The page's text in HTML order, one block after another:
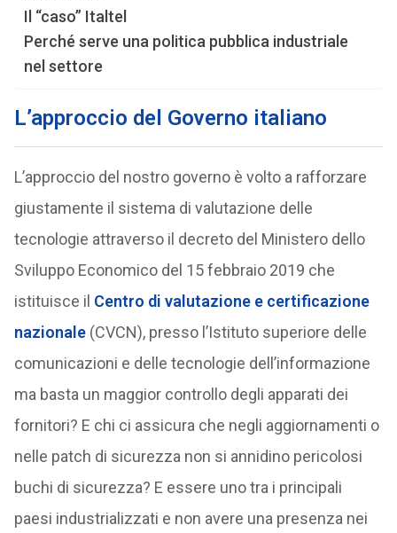
Il “caso” Italtel
Perché serve una politica pubblica industriale
nel settore
L’approccio del Governo italiano
L’approccio del nostro governo è volto a rafforzare
giustamente il sistema di valutazione delle
tecnologie attraverso il decreto del Ministero dello
Sviluppo Economico del 15 febbraio 2019 che
istituisce il Centro di valutazione e certificazione
nazionale (CVCN), presso l’Istituto superiore delle
comunicazioni e delle tecnologie dell’informazione
ma basta un maggior controllo degli apparati dei
fornitori? E chi ci assicura che negli aggiornamenti o
nelle patch di sicurezza non si annidino pericolosi
buchi di sicurezza? E essere uno tra i principali
paesi industrializzati e non avere una presenza nei